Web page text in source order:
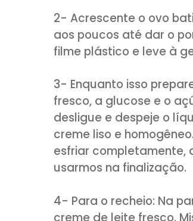
Cobertura –
230ml de
1 colher
2 colheres
MODO DE PREPARO: